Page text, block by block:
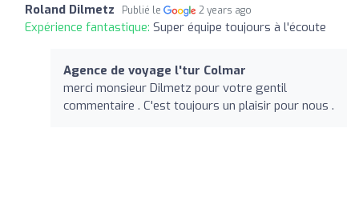
Roland Dilmetz Publié le 2 years ago
Expérience fantastique: Super équipe toujours à l'écoute
Agence de voyage l'tur Colmar
merci monsieur Dilmetz pour votre gentil
commentaire . C'est toujours un plaisir pour nous .